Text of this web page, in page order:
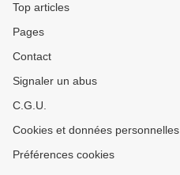
Top articles
Pages
Contact
Signaler un abus
C.G.U.
Cookies et données personnelles
Préférences cookies